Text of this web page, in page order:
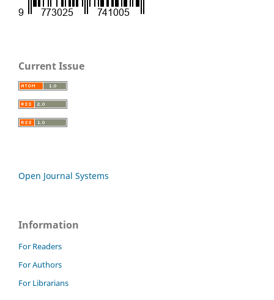
Current Issue
Open Journal Systems
Information
For Readers
For Authors
For Librarians